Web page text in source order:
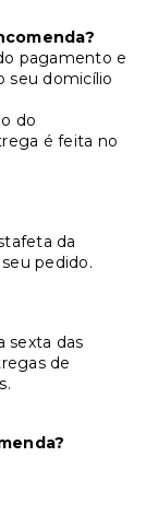
pagamento e
seu domicílio
do
é feita no
da
pedido.
sexta das
de